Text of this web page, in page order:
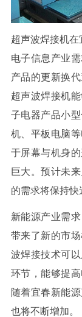
超声波焊接机
电子信息产业
产品的更新换
超声波焊接机
子电器产品小
机、平板电脑
于屏幕与机身
巨大。预计未
的需求将保持快
新能源产业需
带来了新的市
波焊接技术可
环节，能够提
随着宜春新能
也将不断增加。